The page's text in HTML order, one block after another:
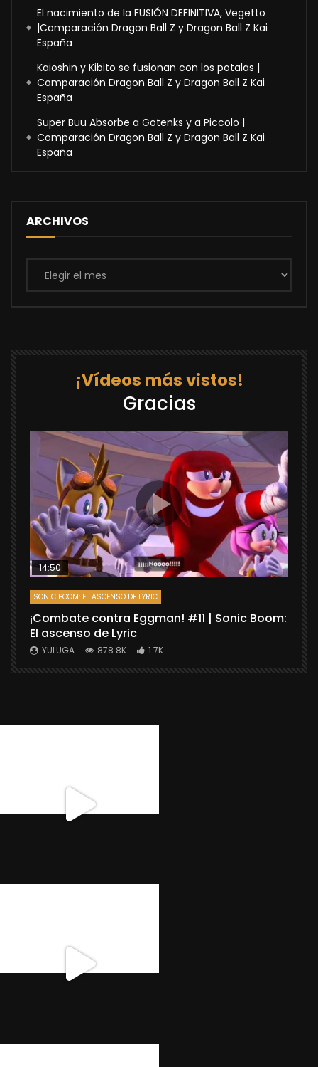
El nacimiento de la FUSIÓN DEFINITIVA, Vegetto
|Comparación Dragon Ball Z y Dragon Ball Z Kai
España
Kaioshin y Kibito se fusionan con los potalas |
Comparación Dragon Ball Z y Dragon Ball Z Kai
España
Super Buu Absorbe a Gotenks y a Piccolo |
Comparación Dragon Ball Z y Dragon Ball Z Kai
España
ARCHIVOS
Archivos
¡Vídeos más vistos!
Gracias
14:50
SONIC BOOM: EL ASCENSO DE LYRIC
¡Combate contra Eggman! #11 | Sonic Boom:
El ascenso de Lyric
YULUGA 878.8K 1.7K